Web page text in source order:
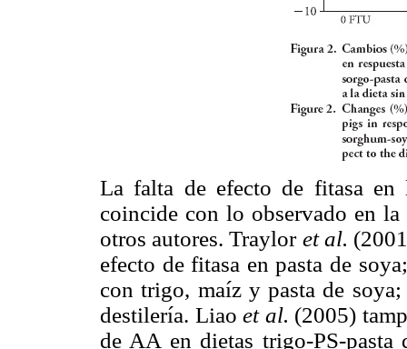
La falta de efecto de fitasa
coincide con lo observado en
otros autores. Traylor et al.
efecto de fitasa en pasta de
con trigo, maíz y pasta de
destilería. Liaoet al. (2005)
de AA en dietas trigo-PS-